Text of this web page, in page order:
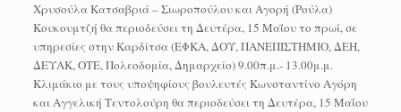
Χρυσούλα Κατσαβριά – Σιωροπούλου και Αγορή (Ρούλα)
Κουκουμτζή θα περιοδεύσει τη Δευτέρα, 15 Μαΐου το πρωί, σε
υπηρεσίες στην Καρδίτσα (ΕΦΚΑ, ΔΟΥ, ΠΑΝΕΠΙΣΤΗΜΙΟ, ΔΕΗ,
ΔΕΥΑΚ, ΟΤΕ, Πολεοδομία, Δημαρχείο) 9.00π.μ.- 13.00μ.μ.
Κλιμάκιο με τους υποψηφίους βουλευτές Κωνσταντίνο Αγόρη
και Αγγελική Τεντολούρη θα περιοδεύσει τη Δευτέρα, 15 Μαΐου